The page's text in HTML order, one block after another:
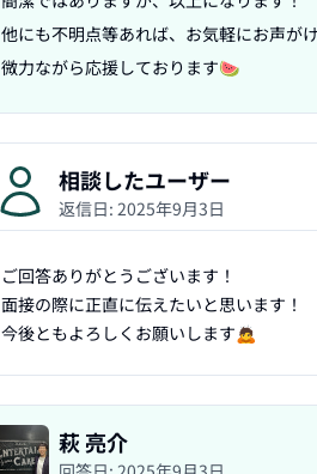
他にも不明点等あれば、お気軽にお声が
微力ながら応援しております🍉
相談したユーザー
返信日: 2025年9月3日
ご回答ありがとうございます！
面接の際に正直に伝えたいと思います！
今後ともよろしくお願いします🙇
萩 亮介